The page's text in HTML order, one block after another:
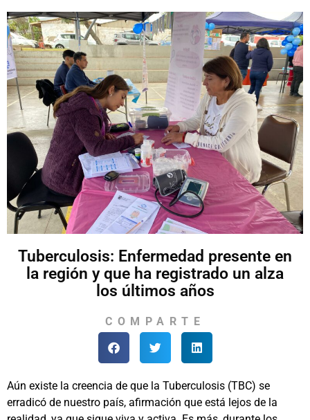
Tuberculosis: Enfermedad presente en
la región y que ha registrado un alza
los últimos años
COMPARTE
Aún existe la creencia de que la Tuberculosis (TBC) se
erradicó de nuestro país, afirmación que está lejos de la